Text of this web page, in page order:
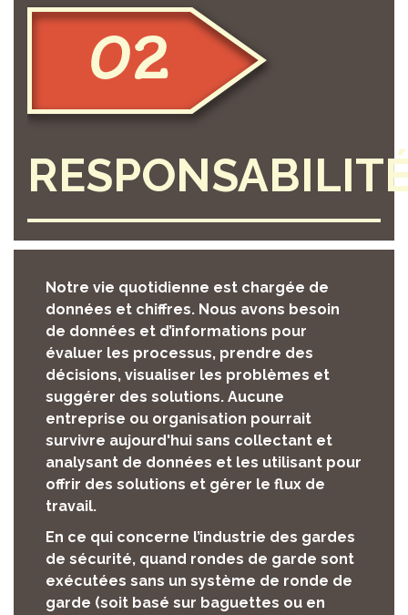
Notre vie quotidienne est chargée de
données et chiffres. Nous avons besoin
de données et d’informations pour
évaluer les processus, prendre des
décisions, visualiser les problèmes et
suggérer des solutions. Aucune
entreprise ou organisation pourrait
survivre aujourd'hui sans collectant et
analysant de données et les utilisant pour
offrir des solutions et gérer le flux de
travail.
En ce qui concerne l’industrie des gardes
de sécurité, quand rondes de garde sont
exécutées sans un système de ronde de
garde (soit basé sur baguettes ou en